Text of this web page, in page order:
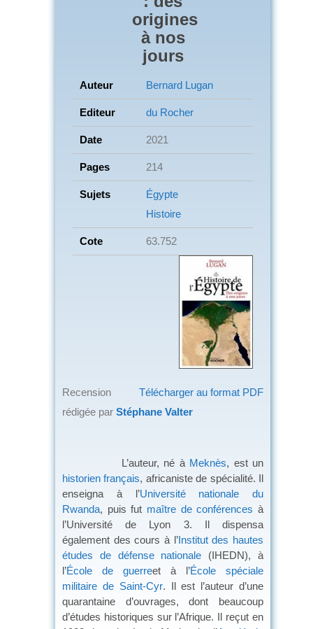
origines
à nos
jours
Auteur Bernard Lugan
Editeur du Rocher
Date 2021
Pages 214
Sujets
Égypte
Histoire
Cote 63.752
Télécharger au format PDF
Recension
rédigée par Stéphane Valter
L’auteur, né à Meknès, est un
historien français, africaniste de spécialité. Il
enseigna à l’Université nationale du
Rwanda, puis fut maître de conférences à
l’Université de Lyon 3. Il dispensa
également des cours à l’Institut des hautes
études de défense nationale (IHEDN), à
l’École de guerreet à l’École spéciale
militaire de Saint-Cyr. Il est l’auteur d’une
quarantaine d’ouvrages, dont beaucoup
d’études historiques sur l’Afrique. Il reçut en